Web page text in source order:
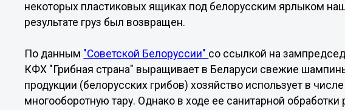
некоторых пластиковых ящиках под белорусским ярлыком
результате груз был возвращен.
По данным "Советской Белоруссии" со ссылкой на
КФХ "Грибная страна" выращивает в Беларуси свежие
продукции (белорусских грибов) хозяйство использует в
многооборотную тару. Однако в ходе ее санитарной обработки